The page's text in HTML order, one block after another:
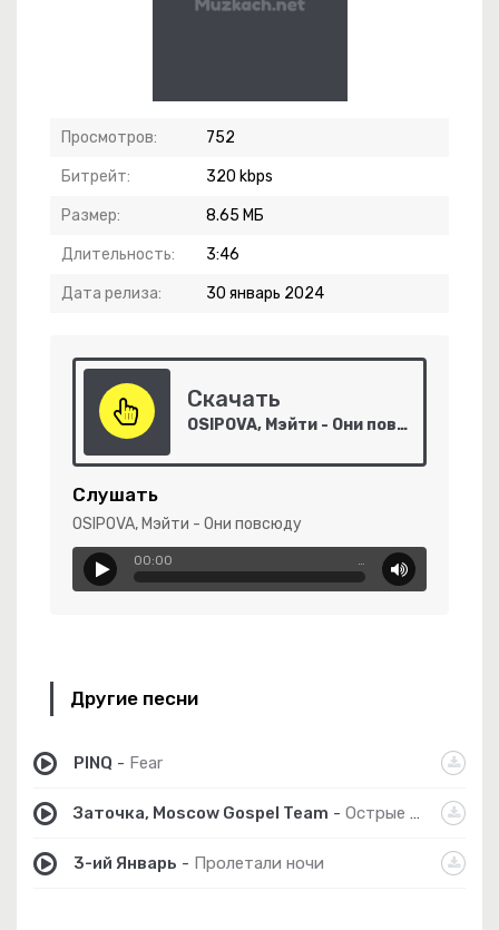
Просмотров: 752
Битрейт: 320 kbps
Размер: 8.65 МБ
Длительность: 3:46
Дата релиза: 30 январь 2024
Скачать
OSIPOVA, Мэйти - Они повсюду
Слушать
OSIPOVA, Мэйти - Они повсюду
00:00 …
Другие песни
PINQ - Fear
Заточка, Moscow Gospel Team - Острые края
3-ий Январь - Пролетали ночи
-В Зеркальной Глубине
Augusts (Cover)
Истина
Навстречу Ветер Холодный Дует.